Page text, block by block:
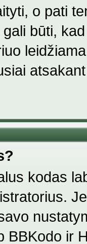
o pati
būti,
kodas
BBKodo ir